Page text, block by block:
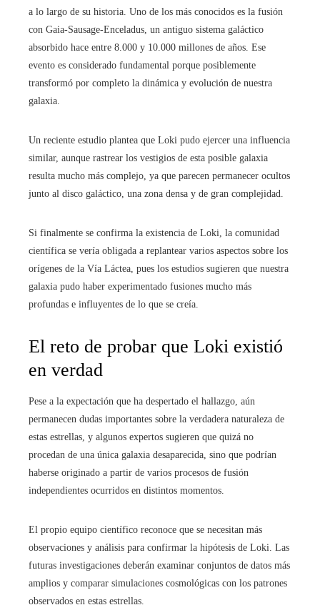
a lo largo de su historia. Uno de los más conocidos es la fusión
con Gaia-Sausage-Enceladus, un antiguo sistema galáctico
absorbido hace entre 8.000 y 10.000 millones de años. Ese
evento es considerado fundamental porque posiblemente
transformó por completo la dinámica y evolución de nuestra
galaxia.
Un reciente estudio plantea que Loki pudo ejercer una influencia
similar, aunque rastrear los vestigios de esta posible galaxia
resulta mucho más complejo, ya que parecen permanecer ocultos
junto al disco galáctico, una zona densa y de gran complejidad.
Si finalmente se confirma la existencia de Loki, la comunidad
científica se vería obligada a replantear varios aspectos sobre los
orígenes de la Vía Láctea, pues los estudios sugieren que nuestra
galaxia pudo haber experimentado fusiones mucho más
profundas e influyentes de lo que se creía.
El reto de probar que Loki existió
en verdad
Pese a la expectación que ha despertado el hallazgo, aún
permanecen dudas importantes sobre la verdadera naturaleza de
estas estrellas, y algunos expertos sugieren que quizá no
procedan de una única galaxia desaparecida, sino que podrían
haberse originado a partir de varios procesos de fusión
independientes ocurridos en distintos momentos.
El propio equipo científico reconoce que se necesitan más
observaciones y análisis para confirmar la hipótesis de Loki. Las
futuras investigaciones deberán examinar conjuntos de datos más
amplios y comparar simulaciones cosmológicas con los patrones
observados en estas estrellas.